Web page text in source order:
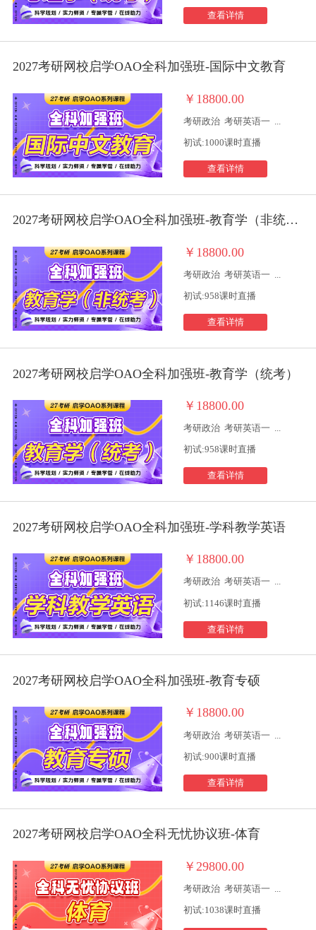
查看详情
2027考研网校启学OAO全科加强班-国际中文教育
￥18800.00
考研政治 考研英语一
初试:1000课时直播
查看详情
2027考研网校启学OAO全科加强班-教育学（非统考）
￥18800.00
考研政治 考研英语一
初试:958课时直播
查看详情
2027考研网校启学OAO全科加强班-教育学（统考）
￥18800.00
考研政治 考研英语一 ...
初试:958课时直播
查看详情
2027考研网校启学OAO全科加强班-学科教学英语
￥18800.00
考研政治 考研英语一 ...
初试:1146课时直播
查看详情
2027考研网校启学OAO全科加强班-教育专硕
￥18800.00
考研政治 考研英语一
初试:900课时直播
查看详情
2027考研网校启学OAO全科无忧协议班-体育
￥29800.00
考研政治 考研英语一
初试:1038课时直播